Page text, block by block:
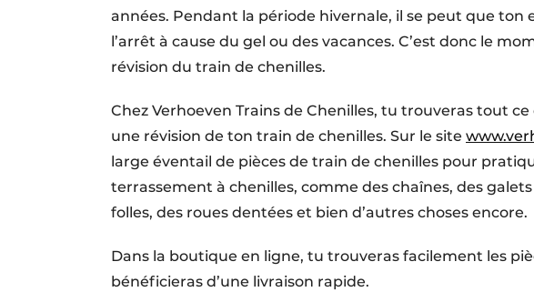
années. Pendant la période hivernale, il se peut que ton
l’arrêt à cause du gel ou des vacances. C’est donc le
révision du train de chenilles.
Chez Verhoeven Trains de Chenilles, tu trouveras tout
une révision de ton train de chenilles. Sur le site
large éventail de pièces de train de chenilles pour
terrassement à chenilles, comme des chaînes, des
folles, des roues dentées et bien d’autres choses encore.
Dans la boutique en ligne, tu trouveras facilement les
bénéficieras d’une livraison rapide.